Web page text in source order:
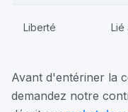
Liberté Lié
Avant d'entériner la
demandez notre